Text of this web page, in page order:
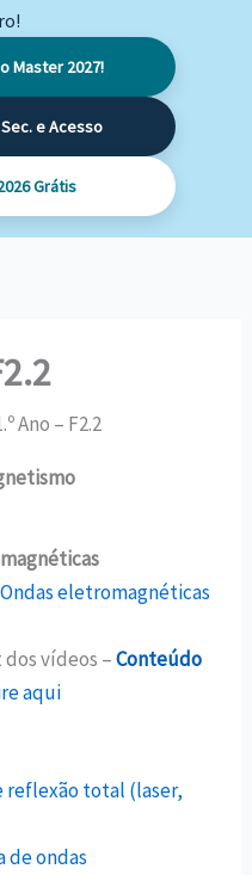
Master 2027!
e Acesso
Grátis
Ano – F2.2
eletromagnéticas
dos vídeos –Conteúdo
aqui
reflexão total (laser,
de ondas